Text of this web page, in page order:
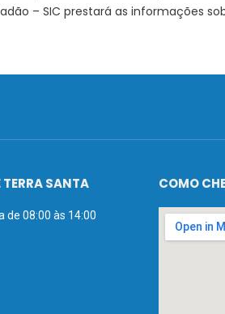
– SIC prestará as informações
SANTA
de 08:00 às 14:00
COMO